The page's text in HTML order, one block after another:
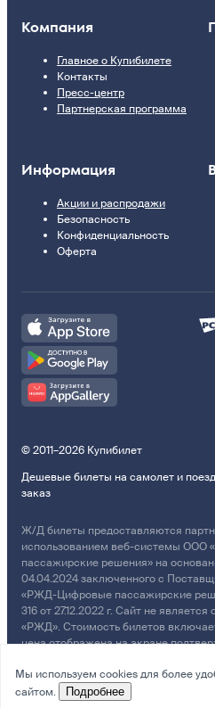
Компания
Главное о Купибилете
Контакты
Пресс-центр
Партнерская программа
Информация
Акции и распродажи
Безопасность
Конфиденциальность
Оферта
© 2011–2026 Купибилет
Дешевые билеты на самолет и
заказ
Ж/Д билеты предоставляются
использованием веб-системы
пассажирские решения» на
04.04.2024 заключенного с
«РЖД-Цифровые пассажирские
316 от 27.12.2022 г. Сайт не
«РЖД». Стоимость билетов
цена отображена на экране
возмещении убытков просим
Мы используем cookies для более
сайтом.
Подробнее